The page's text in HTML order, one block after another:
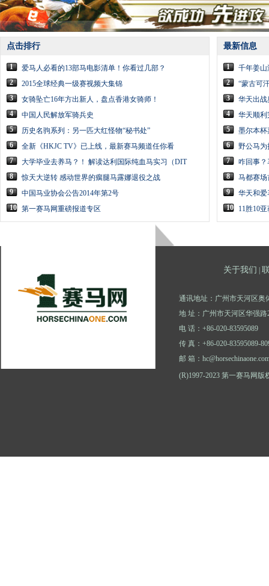
点击排行
1
爱马人必看的13部马电影清单！你看过几部？
2
2015全球经典一级赛视频大集锦
3
女骑坠亡16年方出新人，盘点香港女骑师！
4
中国人民解放军骑兵史
5
历史名驹系列：另一匹大红怪物“秘书处”
6
全新《HKJC TV》已上线，最新赛马频道任你看
7
大学毕业去养马？！ 解读达利国际纯血马实习（DIT
8
惊天大逆转 感动世界的瘸腿马露娜退役之战
9
中国马业协会公告2014年第2号
10 第一赛马网重磅报道专区
最新信息
1
千年姜山
2
“蒙古可
3
华天出战
4
华天顺利
5
墨尔本杯
6
野公马为
7
咋回事？
8
马都赛场
9
华天和爱
10
11胜10
关于我们
通讯地址：广州市天河区奥
地 址：广州市天河区华强路
电 话：+86-020-83595089
传 真：+86-020-83595089-
邮 箱：
(R)1997-2023 第一赛马网版